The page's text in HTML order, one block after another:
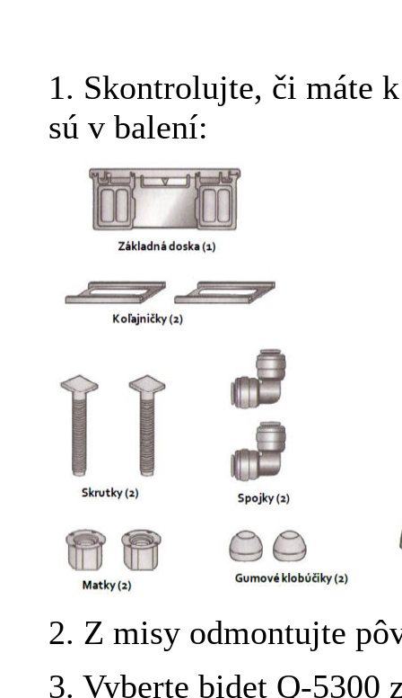
1. Skontrolujte, či máte
sú v balení:
2. Z misy odmontujte
3. Vyberte bidet Q-5300